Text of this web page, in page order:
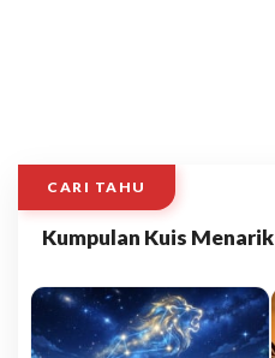
CARI TAHU
Kumpulan Kuis Menarik